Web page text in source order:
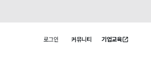
로그인 커뮤니티 기업교육